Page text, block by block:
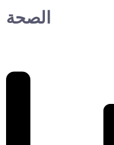
الصحة